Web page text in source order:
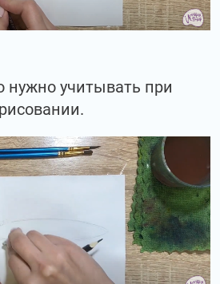
нужно учитывать при
рисовании.